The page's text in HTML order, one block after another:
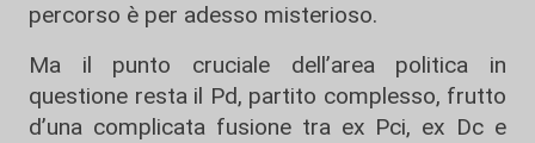
percorso è per adesso misterioso.
Ma il punto cruciale dell’area politica in
questione resta il Pd, partito complesso, frutto
d’una complicata fusione tra ex Pci, ex Dc e